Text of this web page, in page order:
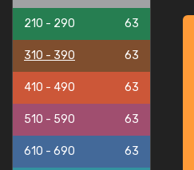
210 - 290 63
310 - 390 63
410 - 490 63
510 - 590 63
610 - 690 63